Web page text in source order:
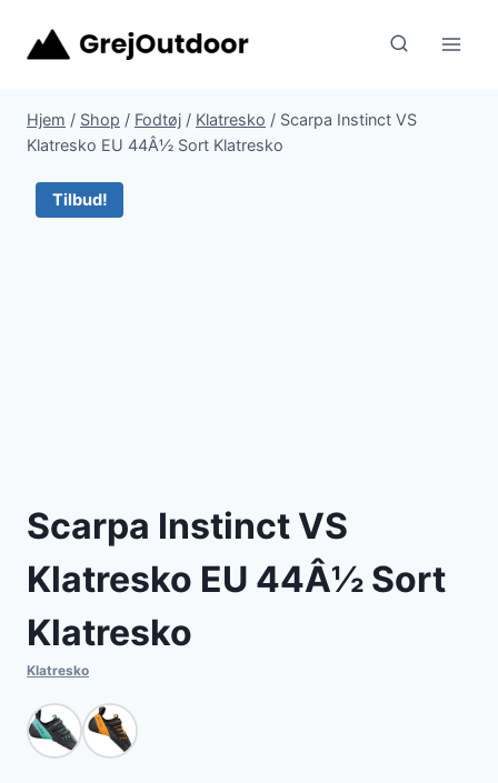
Hjem / Shop / Fodtøj / Klatresko / Scarpa Instinct VS
Klatresko EU 44Â½ Sort Klatresko
Tilbud!
Scarpa Instinct VS
Klatresko EU 44Â½ Sort
Klatresko
Klatresko